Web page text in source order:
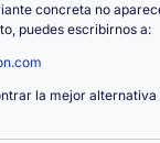
concreta no
puedes escribirnos a:
la mejor alternativa